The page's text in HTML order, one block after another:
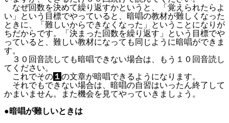
なぜ回数を決めて繰り返すかというと、「覚えられたらよ
い」という目標でやっていると、暗唱の教材が難しくなった
ときに、「難しいからできなくなった」ということになりが
ちだからです。「決まった回数を繰り返す」という目標でや
っていると、難しい教材になっても同じように暗唱ができま
す。
３０回音読しても暗唱できない場合は、もう１０回音読し
てください。
これでその １の文章が暗唱できるようになります。
それでもできない場合は、暗唱の自習はいったん終了して
かまいません。また機会を見てやっていきましょう。
●暗唱が難しいときは